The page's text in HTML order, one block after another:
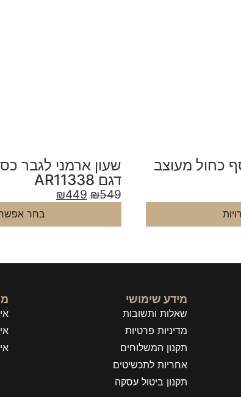
ירוק מעוצב
שעון ארמני לגבר
AR11340
₪549
₪449
בחר
מידע שימושי
שאלות ותשובות
מדיניות פרטיות
תקנון המשלוחים
אחריות לתכשיטים
תקנון ביטול עסקה